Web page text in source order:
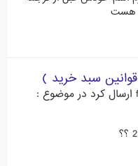
هست
سبد خريد )
ارسال کرد در موضوع :